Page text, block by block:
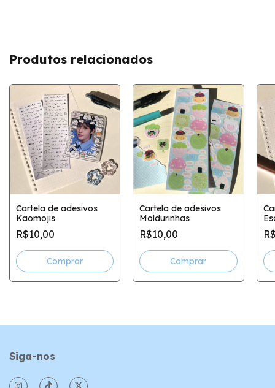
Produtos relacionados
Cartela de adesivos
Kaomojis
R$10,00
Cartela de adesivos
Moldurinhas
R$10,00
Siga-nos